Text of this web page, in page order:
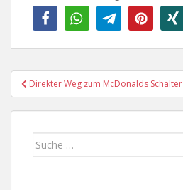
Beitragsnavigation
Direkter Weg zum McDonalds Schalter
Suche